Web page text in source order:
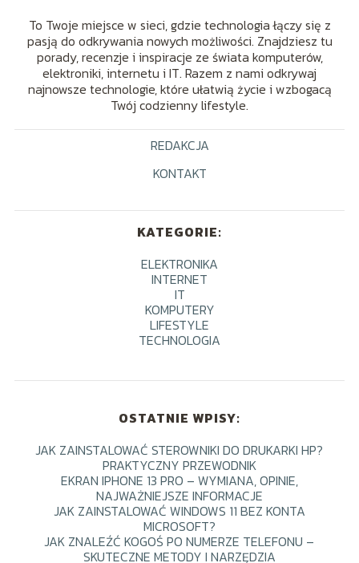
To Twoje miejsce w sieci, gdzie technologia łączy się z
pasją do odkrywania nowych możliwości. Znajdziesz tu
porady, recenzje i inspiracje ze świata komputerów,
elektroniki, internetu i IT. Razem z nami odkrywaj
najnowsze technologie, które ułatwią życie i wzbogacą
Twój codzienny lifestyle.
REDAKCJA
KONTAKT
KATEGORIE:
ELEKTRONIKA
INTERNET
IT
KOMPUTERY
LIFESTYLE
TECHNOLOGIA
OSTATNIE WPISY:
JAK ZAINSTALOWAĆ STEROWNIKI DO DRUKARKI HP?
PRAKTYCZNY PRZEWODNIK
EKRAN IPHONE 13 PRO – WYMIANA, OPINIE,
NAJWAŻNIEJSZE INFORMACJE
JAK ZAINSTALOWAĆ WINDOWS 11 BEZ KONTA
MICROSOFT?
JAK ZNALEŹĆ KOGOŚ PO NUMERZE TELEFONU –
SKUTECZNE METODY I NARZĘDZIA